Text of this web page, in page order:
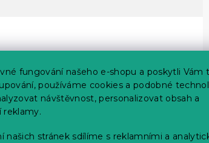
fungování našeho e-shopu a poskytli Vám
používáme cookies a podobné
návštěvnost, personalizovat obsah a
reklamy.
našich stránek sdílíme s reklamními a